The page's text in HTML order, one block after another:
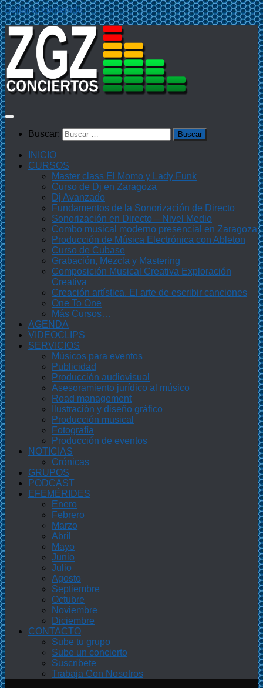
Saltar al contenido
Buscar:
INICIO
CURSOS
Master class El Momo y Lady Funk
Curso de Dj en Zaragoza
Dj Avanzado
Fundamentos de la Sonorización de Directo
Sonorización en Directo – Nivel Medio
Combo musical moderno presencial en Zaragoza
Producción de Música Electrónica con Ableton
Curso de Cubase
Grabación, Mezcla y Mastering
Composición Musical Creativa Exploración
Creativa
Creación artística. El arte de escribir canciones
One To One
Más Cursos…
AGENDA
VIDEOCLIPS
SERVICIOS
Músicos para eventos
Publicidad
Producción audiovisual
Asesoramiento jurídico al músico
Road management
Ilustración y diseño gráfico
Producción musical
Fotografía
Producción de eventos
NOTICIAS
Crónicas
GRUPOS
PODCAST
EFEMÉRIDES
Enero
Febrero
Marzo
Abril
Mayo
Junio
Julio
Agosto
Septiembre
Octubre
Noviembre
Diciembre
CONTACTO
Sube tu grupo
Sube un concierto
Suscríbete
Trabaja Con Nosotros